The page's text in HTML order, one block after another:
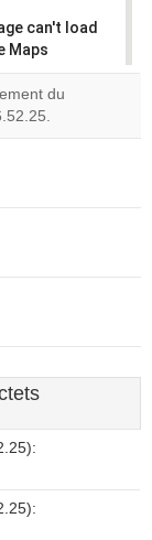
can't load
Maps
OK
du